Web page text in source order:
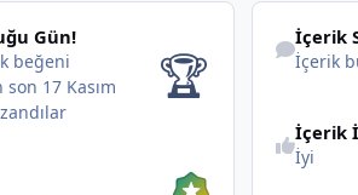
Gün!
beğeni
son 17 Kasım
🏆
İçerik bul
İçerik
İçerik
İçerik
İyi